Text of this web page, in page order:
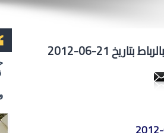
21-06-2012